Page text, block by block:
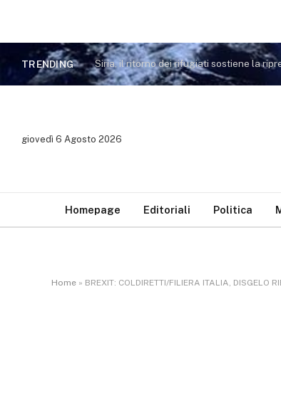
TRENDING
giovedì 6 Agosto 2026
Homepage Editoriali Politica
Home » BREXIT: COLDIRETTI/FILIERA ITALIA, DISGELO